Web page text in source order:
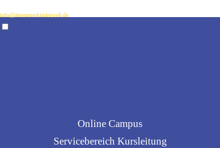
info@abenteuerkinderwelt.de
Online Campus
Servicebereich Kursleitung